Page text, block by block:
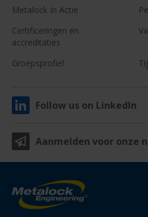
Metalock In Actie
Certificeringen en
accreditaties
Groepsprofiel
Follow us on LinkedIn
Aanmelden voor onze